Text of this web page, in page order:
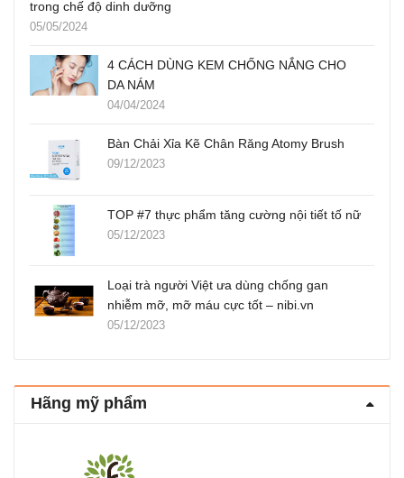
trong chế độ dinh dưỡng
05/05/2024
4 CÁCH DÙNG KEM CHỐNG NẮNG CHO
DA NÁM
04/04/2024
Bàn Chải Xỉa Kẽ Chân Răng Atomy Brush
09/12/2023
TOP #7 thực phẩm tăng cường nội tiết tố nữ
05/12/2023
Loại trà người Việt ưa dùng chống gan
nhiễm mỡ, mỡ máu cực tốt – nibi.vn
05/12/2023
Hãng mỹ phẩm